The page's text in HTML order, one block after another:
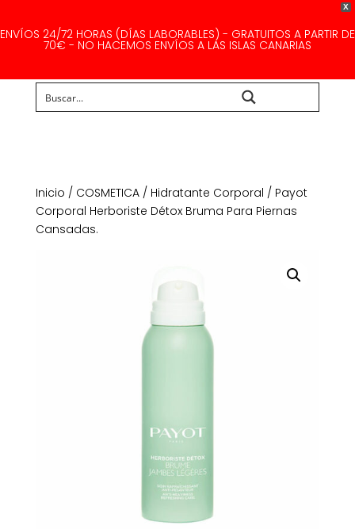
X
ENVÍOS 24/72 HORAS (DÍAS LABORABLES) - GRATUITOS A PARTIR DE
70€ - NO HACEMOS ENVÍOS A LAS ISLAS CANARIAS
Inicio / COSMETICA/ Hidratante Corporal / Payot
Corporal Herboriste Détox Bruma Para Piernas
Cansadas.